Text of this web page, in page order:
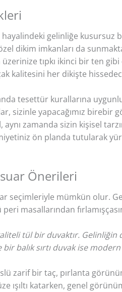
gelinliğe
dikim imkanları da
tıpkı ikinci bir ten
kalitesini her dikişte
tesettür kurallarına
sizinle yapacağımız
zamanda sizin kişisel
ön planda tutularak
Önerileri
seçimleriyle mümkün olur.
masallarından
tül bir duvaktır.
sırtı duvak ise
zarif bir taç, pırlanta
ışıltı katarken, genel